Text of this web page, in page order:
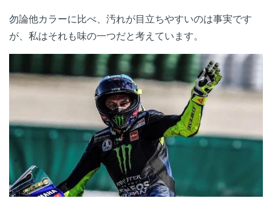
勿論他カラーに比べ、汚れが目立ちやすいのは事実です
が、私はそれも味の一つだと考えています。